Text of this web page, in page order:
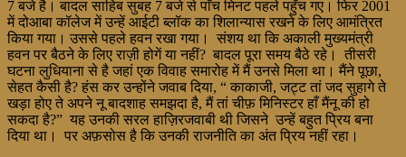
7 बजे है। बादल साहिब सुबह 7 बजे से पाँच मिनट पहले पहुँच गए। फिर 2001
में दोआबा कॉलेज में उन्हें आईटी ब्लॉक का शिलान्यास रखने के लिए आमंत्रित
किया गया। उससे पहले हवन रखा गया। संशय था कि अकाली मुख्यमंत्री
हवन पर बैठने के लिए राज़ी होगें या नहीं? बादल पूरा समय बैठे रहे। तीसरी
घटना लुधियाना से है जहां एक विवाह समारोह में मैं उनसे मिला था। मैंने पूछा,
सेहत कैसी है? हंस कर उन्होंने जवाब दिया, “ काकाजी, जट्ट तां जद सुहागे ते
खड़ा होए ते अपने नू बादशाह समझदा है, मैं तां चीफ़ मिनिस्टर हाँ मैंनू की हो
सकदा है?” यह उनकी सरल हाज़िरजवाबी थी जिसने उन्हें बहुत प्रिय बना
दिया था। पर अफ़सोस है कि उनकी राजनीति का अंत प्रिय नहीं रहा।